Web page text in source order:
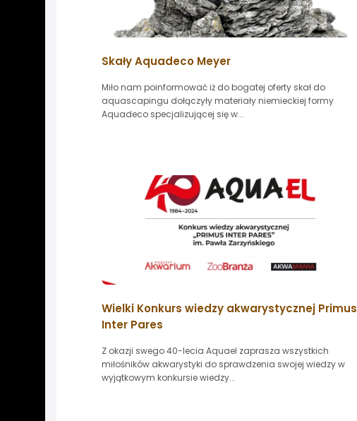
Skały Aquadeco Meyer
Miło nam poinformować iż do bogatej oferty skał do
aquascapingu dołączyły materiały niemieckiej formy
Aquadeco specjalizującej się w...
Wielki Konkurs wiedzy akwarystycznej Primus
Inter Pares
Z okazji swego 40-lecia Aquael zaprasza wszystkich
miłośników akwarystyki do sprawdzenia swojej wiedzy w
wyjątkowym konkursie wiedzy...